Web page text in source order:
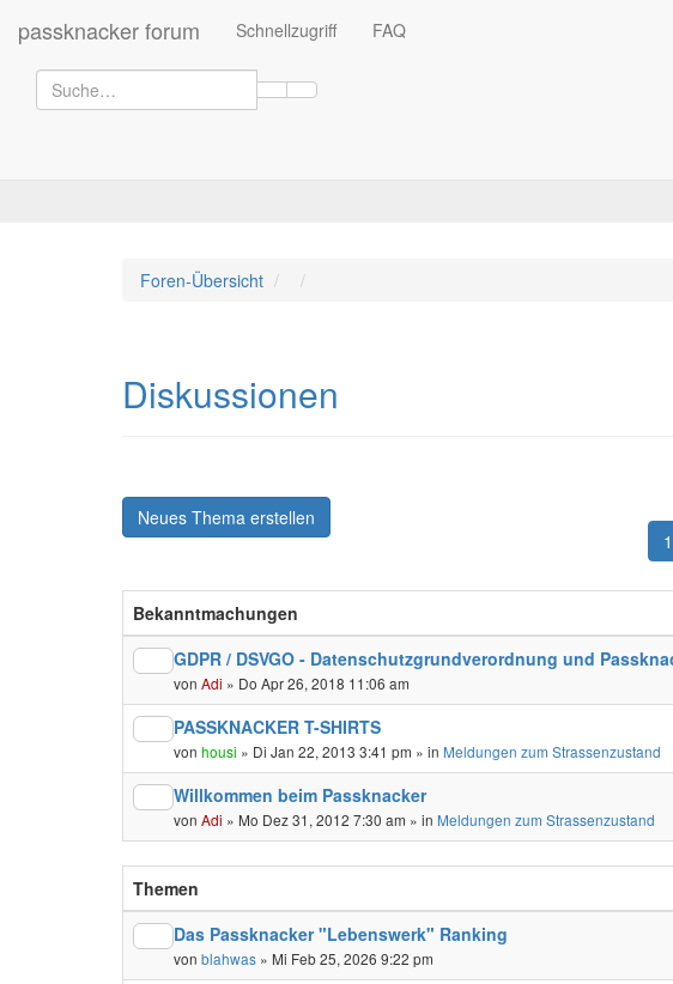
passknacker forum Schnellzugriff FAQ
Foren-Übersicht
Diskussionen
Neues Thema erstellen
1
Bekanntmachungen
GDPR / DSVGO - Datenschutzgrundverordnung und
von Adi » Do Apr 26, 2018 11:06 am
PASSKNACKER T-SHIRTS
von housi » Di Jan 22, 2013 3:41 pm » in Meldungen zum Strassenzustand
Willkommen beim Passknacker
von Adi » Mo Dez 31, 2012 7:30 am » in Meldungen zum Strassenzustand
Themen
Das Passknacker "Lebenswerk" Ranking
von blahwas » Mi Feb 25, 2026 9:22 pm